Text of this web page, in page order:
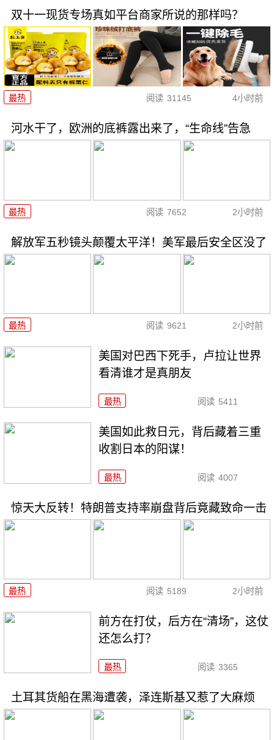
双十一现货专场真如平台商家所说的那样吗？
最热 阅读 31145 4小时前
河水干了，欧洲的底裤露出来了，“生命线”告急
最热 阅读 7652 2小时前
解放军五秒镜头颠覆太平洋！美军最后安全区没了
最热 阅读 9621 2小时前
美国对巴西下死手，卢拉让世界
看清谁才是真朋友
最热 阅读 5411
美国如此救日元，背后藏着三重
收割日本的阳谋！
最热 阅读 4007
惊天大反转！特朗普支持率崩盘背后竟藏致命一击
最热 阅读 5189 2小时前
前方在打仗，后方在“清场”，这仗
还怎么打？
最热 阅读 3365
土耳其货船在黑海遭袭，泽连斯基又惹了大麻烦